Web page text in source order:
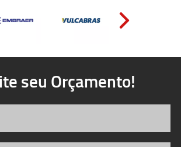
seu Orçamento!